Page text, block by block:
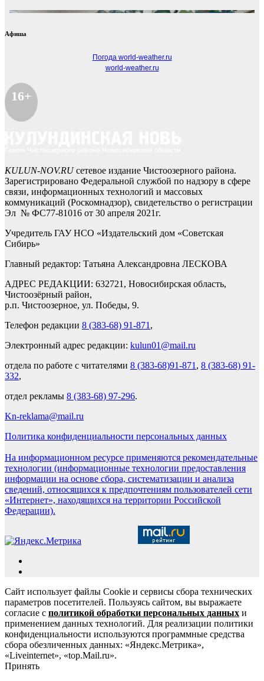
Афиша
Погода world-weather.ru
world-weather.ru
16+
KULUN-NOV.RUсетевое издание Чистоозерного района.
Зарегистрировано Федеральной службой по надзору в сфере
связи, информационных технологий и массовых
коммуникаций (Роскомнадзор), свидетельство о регистрации
Эл № ФС77-81016 от 30 апреля 2021г.
Учредитель ГАУ НСО «Издательский дом «Советская
Сибирь»
Главный редактор: Татьяна Александровна ЛЕСКОВА
АДРЕС РЕДАКЦИИ: 632721, Новосибирская область,
Чистоозёрный район,
р.п. Чистоозерное, ул. Победы, 9.
Телефон редакции 8 (383-68) 91-871 ,
Электронный адрес редакции: kulun01@mail.ru
отдела по работе с читателями 8 (383-68)91-871 , 8 (383-68) 91-
332,
отдел рекламы 8 (383-68) 97-296.
Kn-reklama@mail.ru
Политика конфиденциальности персональных данных
На информационном ресурсе применяются рекомендательные
технологии (информационные технологии предоставления
информации на основе сбора, систематизации и анализа
сведений, относящихся к предпочтениям пользователей сети
«Интернет», находящихся на территории Российской
Федерации).
Сайт использует файлы Cookie и сервисы сбора технических
параметров посетителей. Пользуясь сайтом, вы выражаете
согласие с политикой обработки персональных данных и
применением данных технологий. Для реализации политики
конфиденциальности используются программные средства
сбора обезличенных данных: «Яндекс.Метрика»,
«Liveinternet», «top.Mail.ru».
Принять